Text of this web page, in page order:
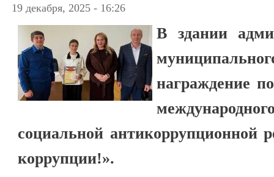
19 декабря, 2025 - 16:26
В здании
награждение
социальной антикоррупционной
коррупции!».